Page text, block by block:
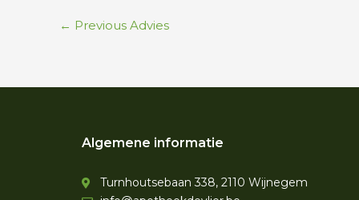
← Previous Advies
Algemene informatie
Turnhoutsebaan 338, 2110 Wijnegem